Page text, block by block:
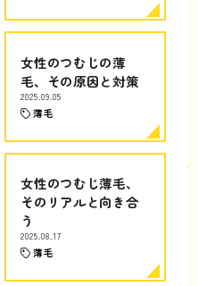
女性のつむじの薄
毛、その原因と対策
2025.09.05
薄毛
女性のつむじ薄毛、
そのリアルと向き合
う
2025.08.17
薄毛